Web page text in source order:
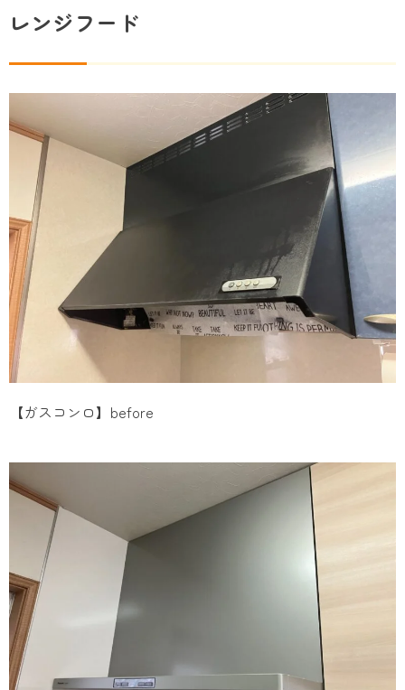
レンジフード
【ガスコンロ】before